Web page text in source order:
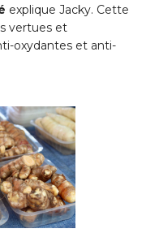
explique Jacky. Cette
vertues et
oxydantes et anti-